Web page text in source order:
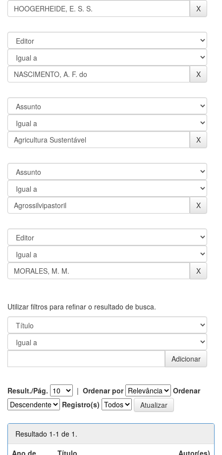
Utilizar filtros para refinar o resultado de busca.
Result./Pág. | Ordenar por
Ordenar
Registro(s)
Resultado 1-1 de 1.
Ano de
Título Autor(es)